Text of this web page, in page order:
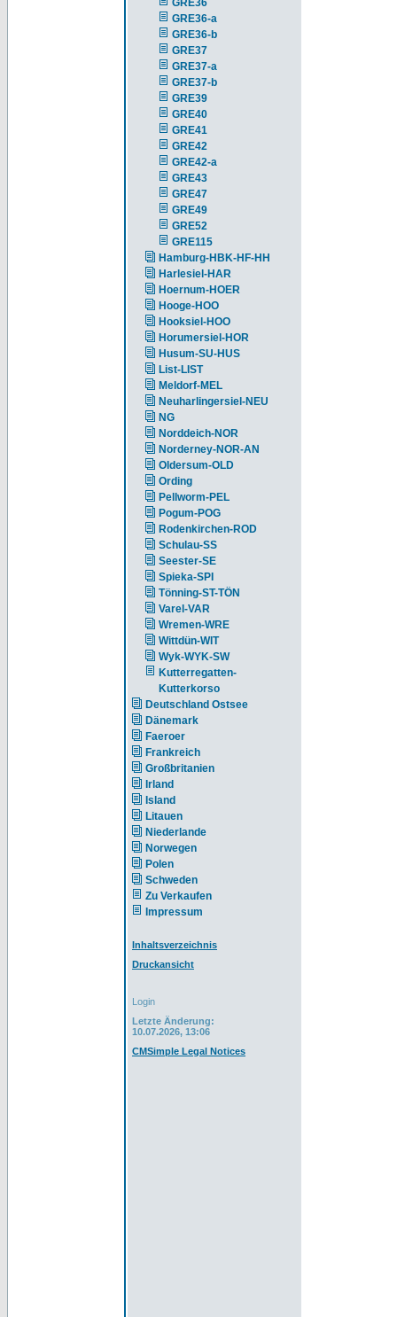
GRE36
GRE36-a
GRE36-b
GRE37
GRE37-a
GRE37-b
GRE39
GRE40
GRE41
GRE42
GRE42-a
GRE43
GRE47
GRE49
GRE52
GRE115
Hamburg-HBK-HF-HH
Harlesiel-HAR
Hoernum-HOER
Hooge-HOO
Hooksiel-HOO
Horumersiel-HOR
Husum-SU-HUS
List-LIST
Meldorf-MEL
Neuharlingersiel-NEU
NG
Norddeich-NOR
Norderney-NOR-AN
Oldersum-OLD
Ording
Pellworm-PEL
Pogum-POG
Rodenkirchen-ROD
Schulau-SS
Seester-SE
Spieka-SPI
Tönning-ST-TÖN
Varel-VAR
Wremen-WRE
Wittdün-WIT
Wyk-WYK-SW
Kutterregatten-
Kutterkorso
Deutschland Ostsee
Dänemark
Faeroer
Frankreich
Großbritanien
Irland
Island
Litauen
Niederlande
Norwegen
Polen
Schweden
Zu Verkaufen
Impressum
Inhaltsverzeichnis
Druckansicht
Login
Letzte Änderung:
10.07.2026, 13:06
CMSimple Legal Notices